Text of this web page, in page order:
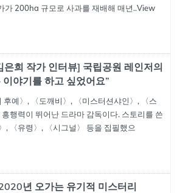
가 200ha 규모로 사과를 재배해 매년..View
희 작가 인터뷰] 국립공원 레인저의
야기를 하고 싶었어요”
후예〉, 〈도깨비〉, 〈미스터션샤인〉, 〈스
행력이 뛰어난 드라마 감독이다. 스토리를 쓴
, 〈유령〉, 〈시그널〉 등을 집필했으
년 오가는 유기적 미스터리